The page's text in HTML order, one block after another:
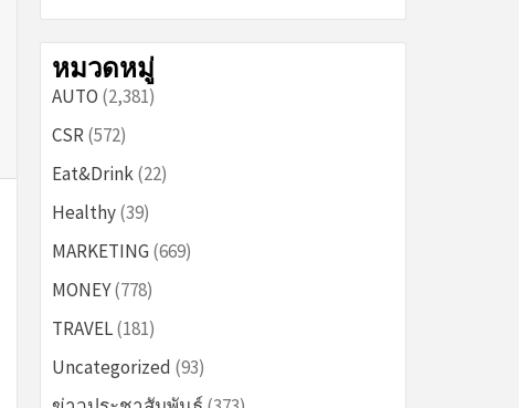
หมวดหมู่
AUTO (2,381)
CSR(572)
Eat&Drink(22)
Healthy(39)
MARKETING(669)
MONEY(778)
TRAVEL(181)
Uncategorized (93)